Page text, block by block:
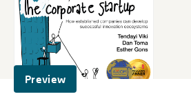
Preview